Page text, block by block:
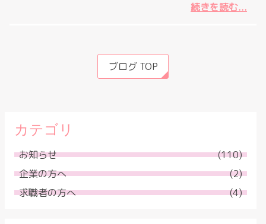
続きを読む...
ブログ TOP
カテゴリ
お知らせ
(110)
企業の方へ
(2)
求職者の方へ
(4)